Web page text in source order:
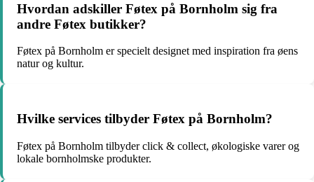
Hvordan adskiller Føtex på Bornholm sig fra
andre Føtex butikker?
Føtex på Bornholm er specielt designet med inspiration fra øens
natur og kultur.
Hvilke services tilbyder Føtex på Bornholm?
Føtex på Bornholm tilbyder click & collect, økologiske varer og
lokale bornholmske produkter.